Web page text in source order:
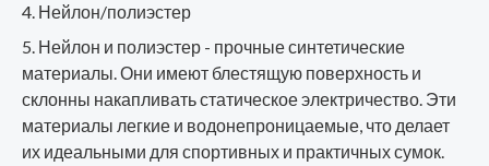
Нейлон/полиэстер
Нейлон и полиэстер - прочные синтетические
материалы. Они имеют блестящую поверхность и
склонны накапливать статическое электричество. Эти
материалы легкие и водонепроницаемые, что делает
их идеальными для спортивных и практичных сумок.